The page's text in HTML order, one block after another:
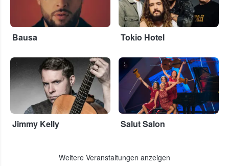
Bausa Tokio Hotel
...
Jimmy Kelly
...
Salut Salon
Weitere Veranstaltungen anzeigen